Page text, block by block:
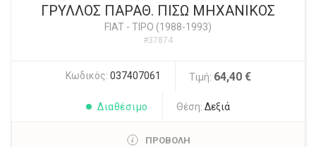
ΓΡΥΛΛΟΣ ΠΑΡΑΘ. ΠΙΣΩ ΜΗΧΑΝΙΚΟΣ
FIAT - TIPO (1988-1993)
#37874
Κωδικός: 037407061 Τιμή: 64,40 €
Διαθέσιμο Θέση: Δεξιά
ΠΡΟΒΟΛΗ